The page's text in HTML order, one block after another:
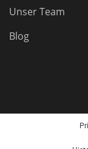
Unser Team
Blog